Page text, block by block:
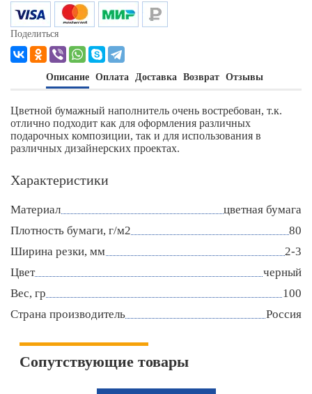
Поделиться
Описание Оплата Доставка Возврат Отзывы
Цветной бумажный наполнитель очень востребован, т.к.
отлично подходит как для оформления различных
подарочных композиции, так и для использования в
различных дизайнерских проектах.
Характеристики
Материал
цветная бумага
Плотность бумаги, г/м2
80
Ширина резки, мм
2-3
Цвет
черный
Вес, гр
100
Страна производитель
Россия
Сопутствующие товары